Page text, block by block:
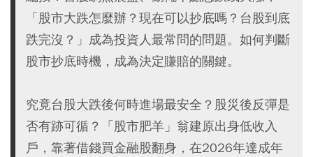
「股市大跌怎麼辦？現在可以抄底嗎？台股到底
跌完沒？」成為投資人最常問的問題。如何判斷
股市抄底時機，成為決定賺賠的關鍵。
究竟台股大跌後何時進場最安全？股災後反彈是
否有跡可循？「股市肥羊」翁建原出身低收入
戶，靠著借錢買金融股翻身，在2026年達成年